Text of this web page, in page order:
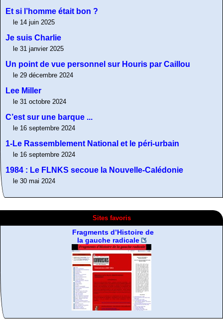
Et si l’homme était bon ?
le 14 juin 2025
Je suis Charlie
le 31 janvier 2025
Un point de vue personnel sur Houris par Caillou
le 29 décembre 2024
Lee Miller
le 31 octobre 2024
C’est sur une barque ...
le 16 septembre 2024
1-Le Rassemblement National et le péri-urbain
le 16 septembre 2024
1984 : Le FLNKS secoue la Nouvelle-Calédonie
le 30 mai 2024
Sites favoris
Résistance non-
Fragments d’Histoire de
la gauche radicale
A Contretemps, Bulletin
De la désobeissance